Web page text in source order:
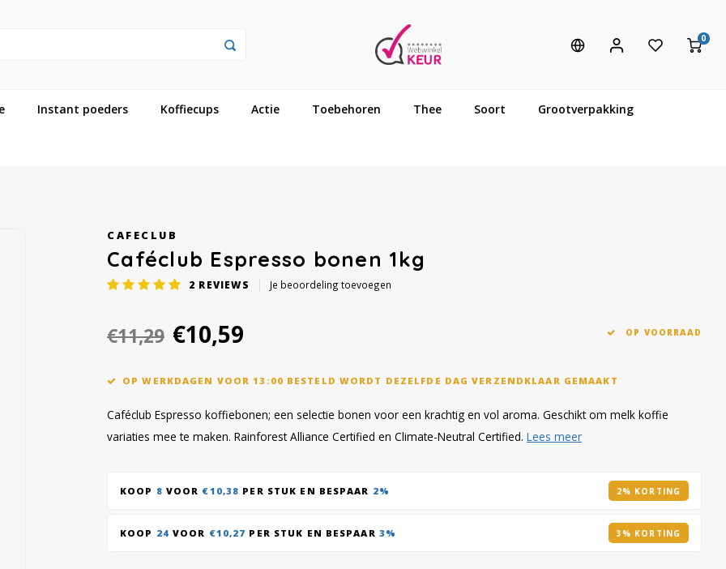
0
Instant poeders Koffiecups Actie Toebehoren Thee Soort Grootverpakking
CAFECLUB
Caféclub Espresso bonen 1kg
2 REVIEWS Je beoordeling toevoegen
€11,29 €10,59 OP VOORRAAD
OP WERKDAGEN VOOR 13:00 BESTELD WORDT DEZELFDE DAG VERZENDKLAAR GEMAAKT
Caféclub Espresso koffiebonen; een selectie bonen voor een krachtig en vol aroma. Geschikt om melk koffie
variaties mee te maken. Rainforest Alliance Certified en Climate-Neutral Certified. Lees meer
KOOP 8 VOOR €10,38 PER STUK EN BESPAAR 2% 2% KORTING
KOOP 24 VOOR €10,27 PER STUK EN BESPAAR 3% 3% KORTING